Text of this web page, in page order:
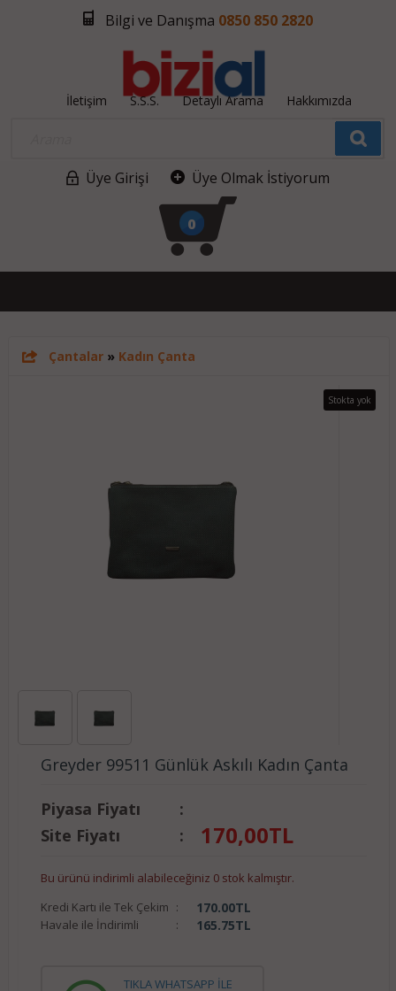
Bilgi ve Danışma 0850 850 2820
İletişim S.S.S. Detaylı Arama Hakkımızda
Üye Girişi Üye Olmak İstiyorum
0
Çantalar» Kadın Çanta
Stokta yok
Greyder 99511 Günlük Askılı Kadın Çanta
Piyasa Fiyatı
:
Site Fiyatı
: 170,00TL
Bu ürünü indirimli alabileceğiniz 0 stok kalmıştır.
Kredi Kartı ile Tek Çekim : 170.00TL
Havale ile İndirimli : 165.75TL
TIKLA WHATSAPP İLE